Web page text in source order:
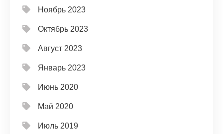
Ноябрь 2023
Октябрь 2023
Август 2023
Январь 2023
Июнь 2020
Май 2020
Июль 2019